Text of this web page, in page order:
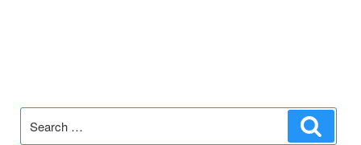
Search
for: